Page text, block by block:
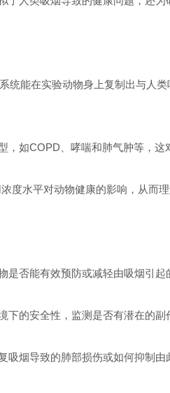
在实验动物身上复制出与人
COPD、哮喘和肺气肿等，这
水平对动物健康的影响，从而理
否能有效预防或减轻由吸烟引起
的安全性，监测是否有潜在的副
烟导致的肺部损伤或如何抑制由